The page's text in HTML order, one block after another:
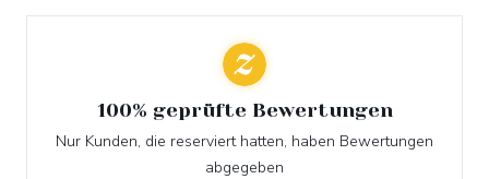
100% geprüfte Bewertungen
Nur Kunden, die reserviert hatten, haben Bewertungen
abgegeben